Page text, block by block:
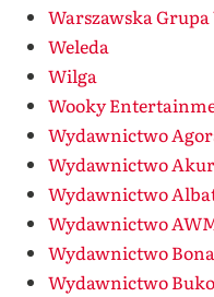
Warszawska
Weleda
Wilga
Wooky
Wydawnictwo
Wydawnictwo
Wydawnictwo
Wydawnictwo
Wydawnictwo Bona
Wydawnictwo